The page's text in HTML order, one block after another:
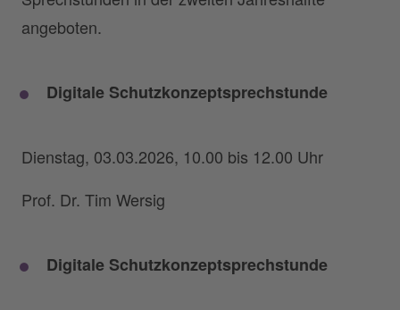
angeboten.
Digitale Schutzkonzeptsprechstunde
Dienstag, 03.03.2026, 10.00 bis 12.00 Uhr
Prof. Dr. Tim Wersig
Digitale Schutzkonzeptsprechstunde